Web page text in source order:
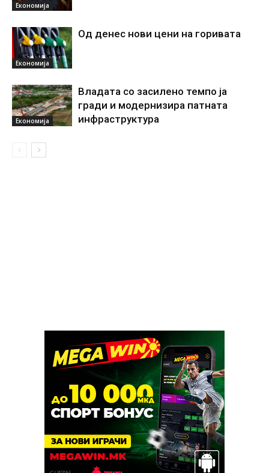
Економија
Економија
Од денес нови цени на горивата
Економија
Владата со засилено темпо ја
гради и модернизира патната
инфраструктура